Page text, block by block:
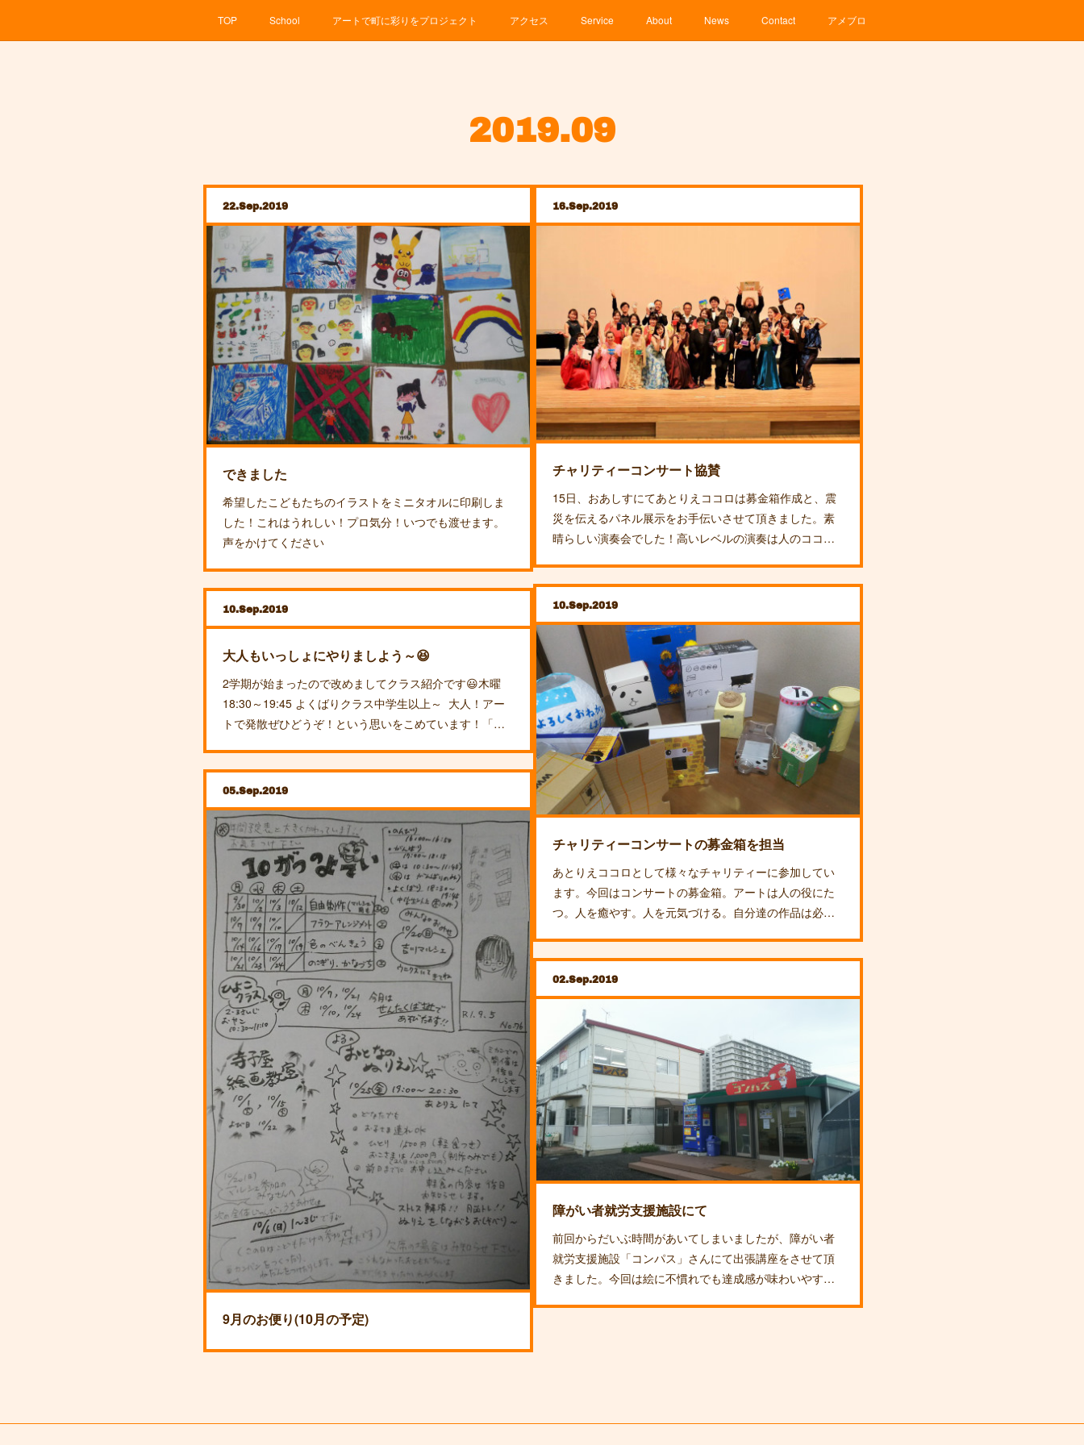
TOP School アートで町に彩りをプロジェクト アクセス Service About News Contact アメブロ
2019.09
22 Sep 2019
できました
希望したこどもたちのイラストをミニタオルに印刷しま
した！これはうれしい！プロ気分！いつでも渡せます。
声をかけてください
16 Sep 2019
チャリティーコンサート協賛
15日、おあしすにてあとりえココロは募金箱作成と、震
災を伝えるパネル展示をお手伝いさせて頂きました。素
晴らしい演奏会でした！高いレベルの演奏は人のココ…
10 Sep 2019
チャリティーコンサートの募金箱を担当
あとりえココロとして様々なチャリティーに参加してい
ます。今回はコンサートの募金箱。アートは人の役にた
つ。人を癒やす。人を元気づける。自分達の作品は必…
10 Sep 2019
大人もいっしょにやりましよう～😆
2学期が始まったので改めましてクラス紹介です😃木曜
18:30～19:45 よくばりクラス中学生以上～ 大人！アー
トで発散ぜひどうぞ！という思いをこめています！「…
05 Sep 2019
9月のお便り(10月の予定)
02 Sep 2019
障がい者就労支援施設にて
前回からだいぶ時間があいてしまいましたが、障がい者
就労支援施設「コンパス」さんにて出張講座をさせて頂
きました。今回は絵に不慣れでも達成感が味わいやす…